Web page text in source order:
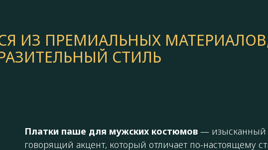
ИЗ ПРЕМИАЛЬНЫХ
СТИЛЬ
Платки паше для мужских костюмов — изысканный
говорящий акцент, который отличает по-настоящему